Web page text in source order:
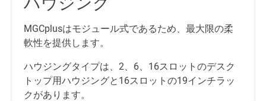
MGCplusはモジュール式であるため、最大限の柔
軟性を提供します。
ハウジングタイプは、2、6、16スロットのデスク
トップ用ハウジングと16スロットの19インチラッ
クがあります。